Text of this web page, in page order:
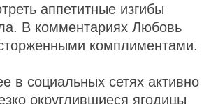
аппетитные изгибы
В комментариях Любовь
комплиментами.
в социальных сетях активно
округлившиеся ягодицы